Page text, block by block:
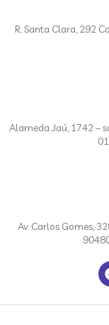
R. Santa Clara, 292
Alameda Jaú, 1742 –
Av. Carlos Gomes,